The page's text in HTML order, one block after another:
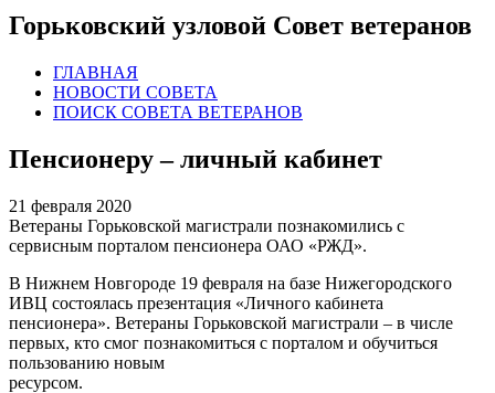
Горьковский узловой Совет ветеранов
ГЛАВНАЯ
НОВОСТИ СОВЕТА
ПОИСК СОВЕТА ВЕТЕРАНОВ
Пенсионеру – личный кабинет
21 февраля 2020
Ветераны Горьковской магистрали познакомились с
сервисным порталом пенсионера ОАО «РЖД».
В Нижнем Новгороде 19 февраля на базе Нижегородского
ИВЦ состоялась презентация «Личного кабинета
пенсионера». Ветераны Горьковской магистрали – в числе
первых, кто смог познакомиться с порталом и обучиться
пользованию новым
ресурсом.